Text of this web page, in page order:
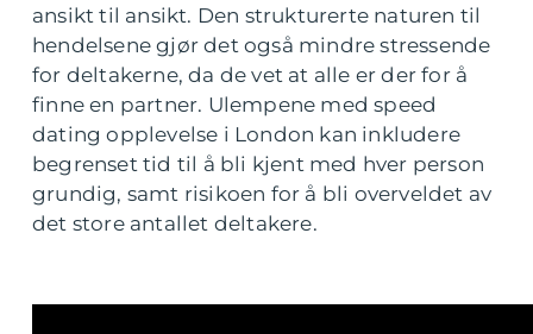
ansikt til ansikt. Den strukturerte naturen til
hendelsene gjør det også mindre stressende
for deltakerne, da de vet at alle er der for å
finne en partner. Ulempene med speed
dating opplevelse i London kan inkludere
begrenset tid til å bli kjent med hver person
grundig, samt risikoen for å bli overveldet av
det store antallet deltakere.